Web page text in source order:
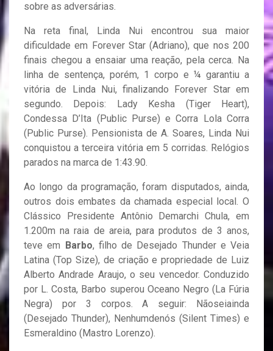
sobre as adversárias.
Na reta final, Linda Nui encontrou sua maior
dificuldade em Forever Star (Adriano), que nos 200
finais chegou a ensaiar uma reação, pela cerca. Na
linha de sentença, porém, 1 corpo e ¼ garantiu a
vitória de Linda Nui, finalizando Forever Star em
segundo. Depois: Lady Kesha (Tiger Heart),
Condessa D’Ita (Public Purse) e Corra Lola Corra
(Public Purse). Pensionista de A. Soares, Linda Nui
conquistou a terceira vitória em 5 corridas. Relógios
parados na marca de 1:43.90.
Ao longo da programação, foram disputados, ainda,
outros dois embates da chamada especial local. O
Clássico Presidente Antônio Demarchi Chula, em
1.200m na raia de areia, para produtos de 3 anos,
teve em Barbo, filho de Desejado Thunder e Veia
Latina (Top Size), de criação e propriedade de Luiz
Alberto Andrade Araujo, o seu vencedor. Conduzido
por L. Costa, Barbo superou Oceano Negro (La Fúria
Negra) por 3 corpos. A seguir: Nãoseiainda
(Desejado Thunder), Nenhumdenós (Silent Times) e
Esmeraldino (Mastro Lorenzo).